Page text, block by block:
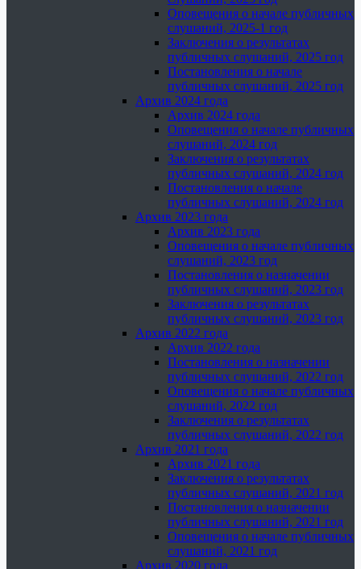
Оповещения о начале публичных
слушаний, 2025-1 год
Заключения о результатах
публичных слушаний, 2025 год
Постановления о начале
публичных слушаний, 2025 год
Архив 2024 года
Архив 2024 года
Оповещения о начале публичных
слушаний, 2024 год
Заключения о результатах
публичных слушаний, 2024 год
Постановления о начале
публичных слушаний, 2024 год
Архив 2023 года
Архив 2023 года
Оповещения о начале публичных
слушаний, 2023 год
Постановления о назначении
публичных слушаний, 2023 год
Заключения о результатах
публичных слушаний, 2023 год
Архив 2022 года
Архив 2022 года
Постановления о назначении
публичных слушаний, 2022 год
Оповещения о начале публичных
слушаний, 2022 год
Заключения о результатах
публичных слушаний, 2022 год
Архив 2021 года
Архив 2021 года
Заключения о результатах
публичных слушаний, 2021 год
Постановления о назначении
публичных слушаний, 2021 год
Оповещения о начале публичных
слушаний, 2021 год
Архив 2020 года